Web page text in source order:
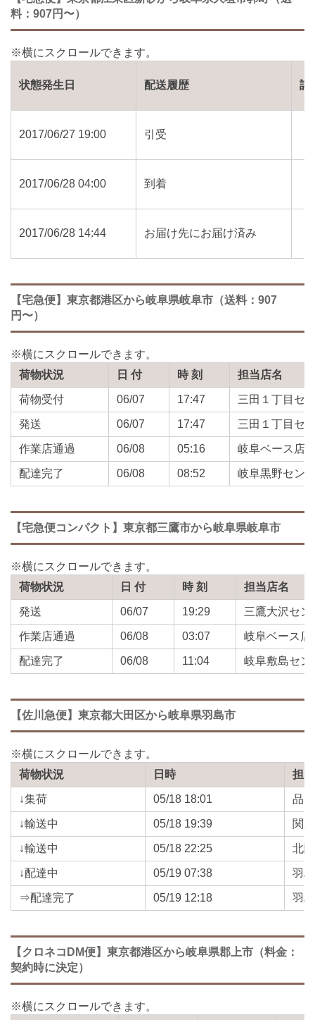
料：907円〜）
状態発生日 配送履歴 詳
2017/06/27 19:00 引受
2017/06/28 04:00 到着
2017/06/28 14:44 お届け先にお届け済み
【宅急便】東京都港区から岐阜県岐阜市（送料：907
円〜）
荷物状況 日 付 時 刻 担当店名
荷物受付 06/07 17:47 三田１丁目セ
発送 06/07 17:47 三田１丁目セ
作業店通過 06/08 05:16 岐阜ベース店
配達完了 06/08 08:52 岐阜黒野セン
【宅急便コンパクト】東京都三鷹市から岐阜県岐阜市
荷物状況 日 付 時 刻 担当店名
発送 06/07 19:29 三鷹大沢セン
作業店通過 06/08 03:07 岐阜ベース店
配達完了 06/08 11:04 岐阜敷島セン
【佐川急便】東京都大田区から岐阜県羽島市
荷物状況 日時 担
↓集荷 05/18 18:01 品
↓輸送中 05/18 19:39 関
↓輸送中 05/18 22:25 北
↓配達中 05/19 07:38 羽
⇒配達完了 05/19 12:18 羽
【クロネコDM便】東京都港区から岐阜県郡上市（料金：
契約時に決定）